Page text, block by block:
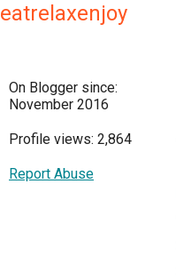
eatrelaxenjoy
On Blogger since:
November 2016
Profile views: 2,864
Report Abuse